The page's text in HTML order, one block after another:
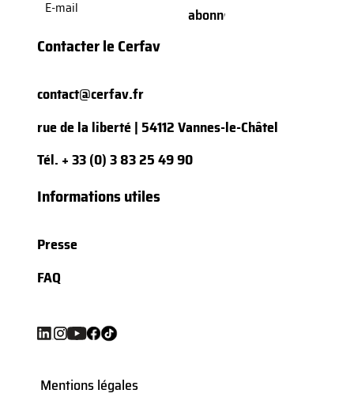
mail(Nécessaire)
Contacter le Cerfav
contact@cerfav.fr
rue de la liberté | 54112 Vannes-le-Châtel
Tél. + 33 (0) 3 83 25 49 90
Informations utiles
Presse
FAQ
Mentions légales